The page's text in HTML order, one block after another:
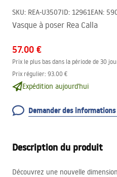
SKU: REA-U3507ID: 12961EAN:
Vasque à poser Rea Calla
57.00 €
Prix le plus bas dans la période de 30
Prix régulier: 93.00 €
Expédition aujourd'hui
Demander des
Description du produit
Découvrez une nouvelle